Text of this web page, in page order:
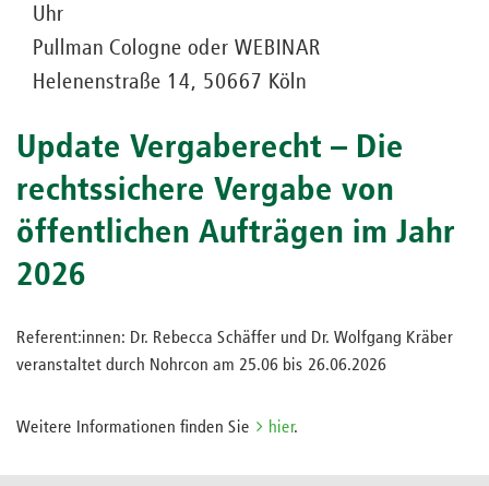
Uhr
Pullman Cologne oder WEBINAR
Helenenstraße 14, 50667 Köln
Update Vergaberecht – Die
rechtssichere Vergabe von
öffentlichen Aufträgen im Jahr
2026
Referent:innen: Dr. Rebecca Schäffer und Dr. Wolfgang Kräber
veranstaltet durch Nohrcon am 25.06 bis 26.06.2026
Weitere Informationen finden Sie hier.